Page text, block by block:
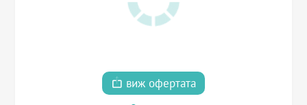
виж офертата